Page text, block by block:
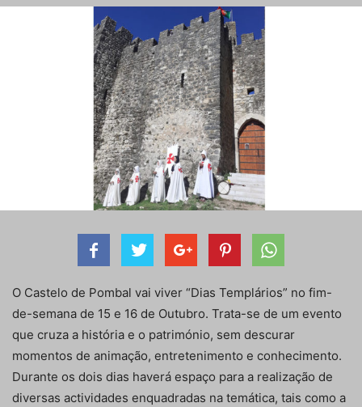
O Castelo de Pombal vai viver “Dias Templários” no fim-
de-semana de 15 e 16 de Outubro. Trata-se de um evento
que cruza a história e o património, sem descurar
momentos de animação, entretenimento e conhecimento.
Durante os dois dias haverá espaço para a realização de
diversas actividades enquadradas na temática, tais como a